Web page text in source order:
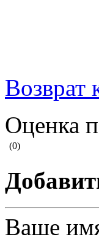
Возврат
Оценка
(0)
Ваше